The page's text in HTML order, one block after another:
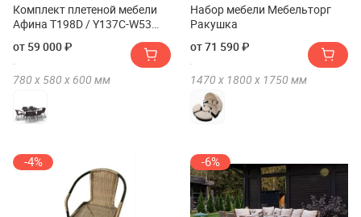
Комплект плетеной мебели
Афина T198D / Y137C-W53
от 59 000 ₽
780 х 580 х 600 мм
Набор мебели Мебельторг
Ракушка
от 71 590 ₽
1470 х 1800 х 1750 мм
-4% -6%